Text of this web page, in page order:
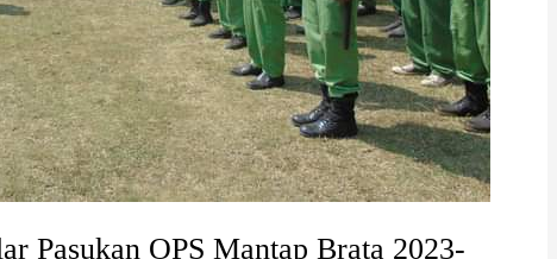
Pasukan OPS Mantap Brata 2023-